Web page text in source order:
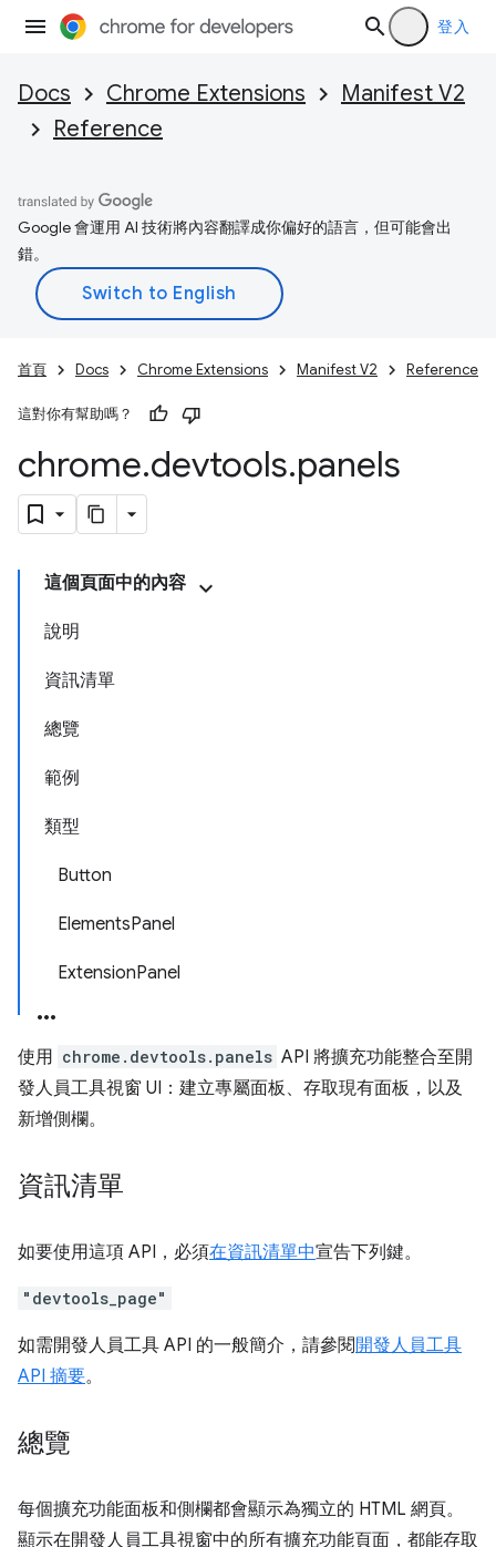
登入
Docs Chrome Extensions
Manifest V2
Reference
Google 會運用 AI 技術將內容翻譯成你偏好的語言，但可能會出
錯。
首頁 Docs Chrome Extensions Manifest V2 Reference
這對你有幫助嗎？
chrome.devtools.panels
這個頁面中的內容
說明
資訊清單
總覽
範例
類型
Button
ElementsPanel
ExtensionPanel
使用 chrome.devtools.panels API 將擴充功能整合至開
發人員工具視窗 UI：建立專屬面板、存取現有面板，以及
新增側欄。
資訊清單
如要使用這項 API，必須在資訊清單中宣告下列鍵。
"devtools_page"
如需開發人員工具 API 的一般簡介，請參閱 開發人員工具
API 摘要。
總覽
每個擴充功能面板和側欄都會顯示為獨立的 HTML 網頁。
顯示在開發人員工具視窗中的所有擴充功能頁面，都能存取